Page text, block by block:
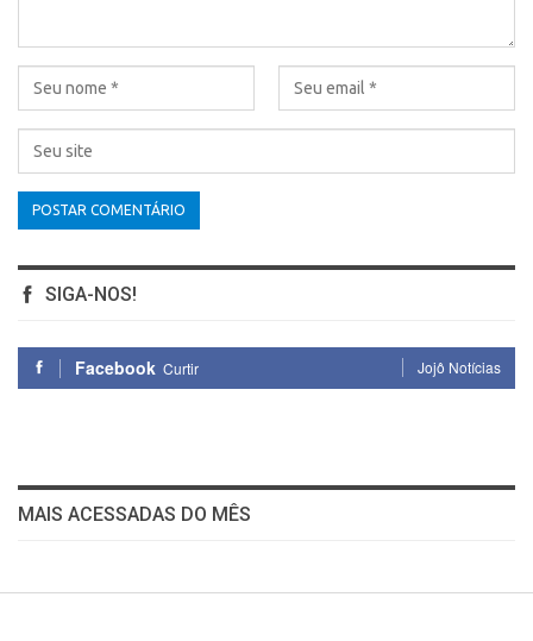
SIGA-NOS!
Facebook Curtir Jojô Notícias
MAIS ACESSADAS DO MÊS